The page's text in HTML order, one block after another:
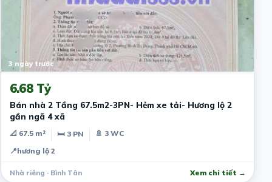
3 ngày trước
6.68 Tỷ
Bán nhà 2 Tầng 67.5m2-3PN- Hẻm xe tải- Hương lộ 2
gần ngã 4 xã
📐 67.5 m² 🛏 3 PN
🚿 3 WC
📍hương lộ 2
Nhà riêng · Bình Tân Xem chi tiết →